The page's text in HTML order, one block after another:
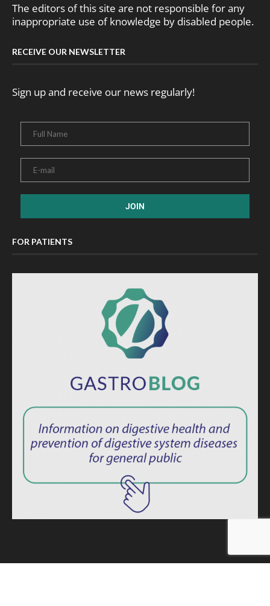
The editors of this site are not responsible for any
inappropriate use of knowledge by disabled people.
RECEIVE OUR NEWSLETTER
Sign up and receive our news regularly!
FOR PATIENTS